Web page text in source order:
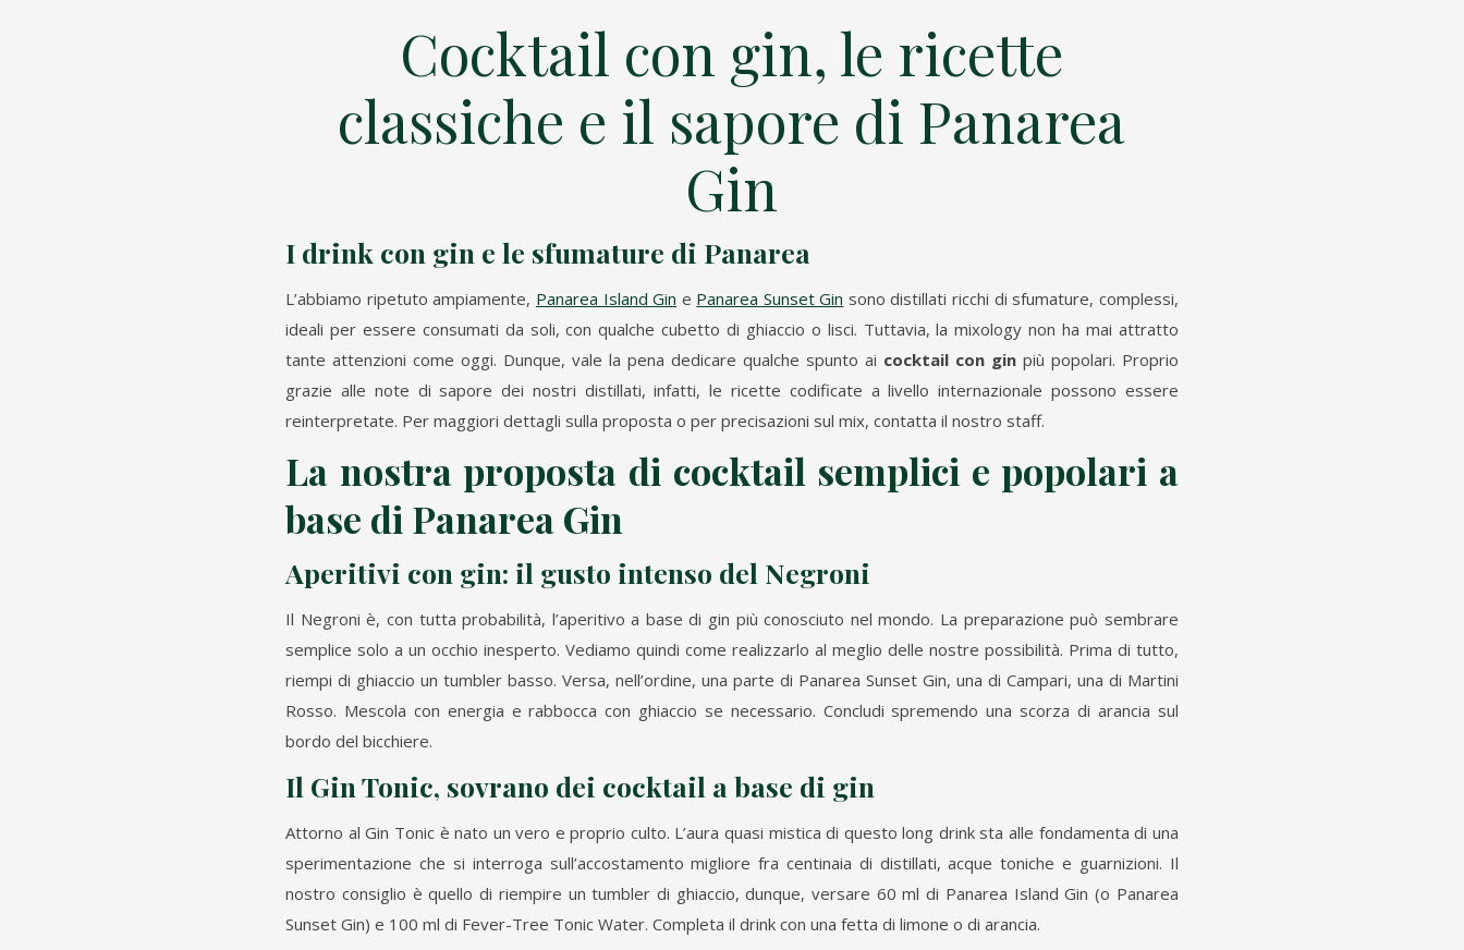
Cocktail con gin, le ricette
classiche e il sapore di Panarea
Gin
I drink con gin e le sfumature di Panarea
L’abbiamo ripetuto ampiamente, Panarea Island Gin e Panarea Sunset Gin sono distillati ricchi di sfumature, complessi,
ideali per essere consumati da soli, con qualche cubetto di ghiaccio o lisci. Tuttavia, la mixology non ha mai attratto
tante attenzioni come oggi. Dunque, vale la pena dedicare qualche spunto ai cocktail con ginpiù popolari. Proprio
grazie alle note di sapore dei nostri distillati, infatti, le ricette codificate a livello internazionale possono essere
reinterpretate. Per maggiori dettagli sulla proposta o per precisazioni sul mix, contatta il nostro staff.
La nostra proposta di cocktail semplici e popolari a
base di Panarea Gin
Aperitivi con gin: il gusto intenso del Negroni
Il Negroni è, con tutta probabilità, l’aperitivo a base di gin più conosciuto nel mondo. La preparazione può sembrare
semplice solo a un occhio inesperto. Vediamo quindi come realizzarlo al meglio delle nostre possibilità. Prima di tutto,
riempi di ghiaccio un tumbler basso. Versa, nell’ordine, una parte di Panarea Sunset Gin, una di Campari, una di Martini
Rosso. Mescola con energia e rabbocca con ghiaccio se necessario. Concludi spremendo una scorza di arancia sul
bordo del bicchiere.
Il Gin Tonic, sovrano dei cocktail a base di gin
Attorno al Gin Tonic è nato un vero e proprio culto. L’aura quasi mistica di questo long drink sta alle fondamenta di una
sperimentazione che si interroga sull’accostamento migliore fra centinaia di distillati, acque toniche e guarnizioni. Il
nostro consiglio è quello di riempire un tumbler di ghiaccio, dunque, versare 60 ml di Panarea Island Gin (o Panarea
Sunset Gin) e 100 ml di Fever-Tree Tonic Water. Completa il drink con una fetta di limone o di arancia.